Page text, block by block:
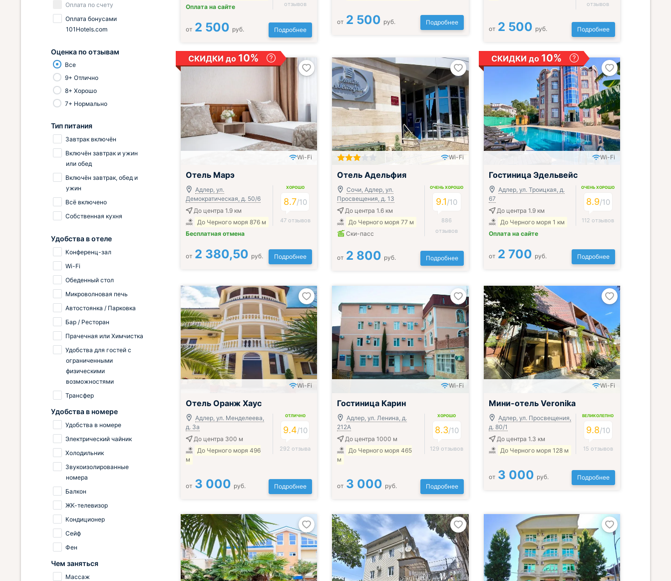
Оплата на сайте
отзывов
от 2 500 руб. Подробнее
от 2 500 руб. Подробнее
отзывов
от 2 500 руб. Подробнее
СКИДКИ до 10%
; Включён завтрак, обед и ужин
Wi-Fi
Отель Марэ
Адлер, ул.
Демократическая, д. 50/6
До центра 1.9 км
До Черного моря 876 м
Бесплатная отмена
ХОРОШО
8.7/10
47 отзывов
от 2 380,50 руб. Подробнее
Включён завтрак, обед и ужин
Wi-Fi
Отель Адельфия
Сочи, Адлер, ул.
Просвещения, д. 13
До центра 1.6 км
До Черного моря 77 м
Ски-пасс
ОЧЕНЬ ХОРОШО
9.1/10
886
отзывов
от 2 800 руб. Подробнее
СКИДКИ до 10%
Wi-Fi
Гостиница Эдельвейс
Адлер, ул. Троицкая, д.
67
До центра 1.9 км
До Черного моря 1 км
Оплата на сайте
ОЧЕНЬ ХОРОШО
8.9/10
112 отзывов
от 2 700 руб. Подробнее
Wi-Fi
Отель Оранж Хаус
Адлер, ул. Менделеева,
д. 3а
До центра 300 м
До Черного моря 496
м
ОТЛИЧНО
9.4/10
292 отзыва
от 3 000 руб. Подробнее
Wi-Fi
Гостиница Карин
Адлер, ул. Ленина, д.
212А
До центра 1000 м
До Черного моря 465
м
ХОРОШО
8.3/10
129 отзывов
от 3 000 руб. Подробнее
Wi-Fi
Мини-отель Veronika
Адлер, ул. Просвещения,
д. 80/1
До центра 1.3 км
До Черного моря 128 м
ВЕЛИКОЛЕПНО
9.8/10
15 отзывов
от 3 000 руб. Подробнее
Оплата по счету
Оплата бонусами
101Hotels.com
Оценка по отзывам
Все
9+ Отлично
8+ Хорошо
7+ Нормально
Тип питания
Завтрак включён
Включён завтрак и ужин
или обед
Включён завтрак, обед и
ужин
Всё включено
Собственная кухня
Удобства в отеле
Конференц-зал
Wi-Fi
Обеденный стол
Микроволновая печь
Автостоянка / Парковка
Бар / Ресторан
Прачечная или Химчистка
Удобства для гостей с
ограниченными
физическими
возможностями
Трансфер
Удобства в номере
Удобства в номере
Электрический чайник
Холодильник
Звукоизолированные
номера
Балкон
ЖК-телевизор
Кондиционер
Сейф
Фен
Чем заняться
Массаж